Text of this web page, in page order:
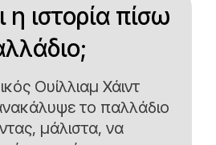
η ιστορία πίσω
Ουίλλιαμ Χάιντ
το παλλάδιο
μάλιστα, να